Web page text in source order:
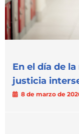
En el día de
justicia
8 de marzo de